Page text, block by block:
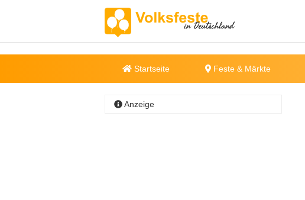
Startseite Feste & Märkte
Anzeige